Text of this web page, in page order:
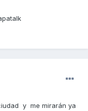
y me mirarán ya